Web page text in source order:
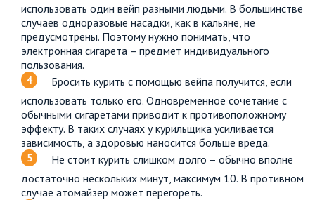
использовать один вейп разными людьми. В большинстве
случаев одноразовые насадки, как в кальяне, не
предусмотрены. Поэтому нужно понимать, что
электронная сигарета – предмет индивидуального
пользования.
Бросить курить с помощью вейпа получится, если
использовать только его. Одновременное сочетание с
обычными сигаретами приводит к противоположному
эффекту. В таких случаях у курильщика усиливается
зависимость, а здоровью наносится больше вреда.
Не стоит курить слишком долго – обычно вполне
достаточно нескольких минут, максимум 10. В противном
случае атомайзер может перегореть.